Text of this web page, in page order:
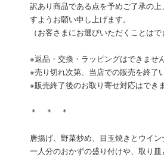
訳あり商品である点を予めご了承の上
すようお願い申し上げます。
（お客さまにお選びいただくことはで
※返品・交換・ラッピングはできません
※売り切れ次第、当店での販売を終了
※販売終了後のお取り寄せ対応はでき
＊ ＊ ＊
唐揚げ、野菜炒め、目玉焼きとウイン
一人分のおかずの盛り付けや、取り皿